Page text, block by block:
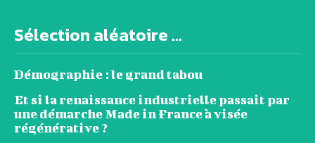
Sélection aléatoire ...
Démographie : le grand tabou
Et si la renaissance industrielle passait par
une démarche Made in France à visée
régénérative ?